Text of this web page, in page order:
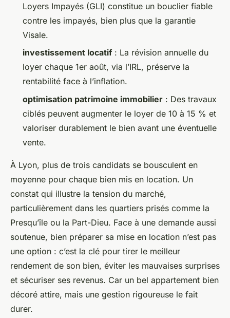
Loyers Impayés (GLI) constitue un bouclier fiable
contre les impayés, bien plus que la garantie
Visale.
investissement locatif : La révision annuelle du
loyer chaque 1er août, via l’IRL, préserve la
rentabilité face à l’inflation.
optimisation patrimoine immobilier : Des travaux
ciblés peuvent augmenter le loyer de 10 à 15 % et
valoriser durablement le bien avant une éventuelle
vente.
À Lyon, plus de trois candidats se bousculent en
moyenne pour chaque bien mis en location. Un
constat qui illustre la tension du marché,
particulièrement dans les quartiers prisés comme la
Presqu’île ou la Part-Dieu. Face à une demande aussi
soutenue, bien préparer sa mise en location n’est pas
une option : c’est la clé pour tirer le meilleur
rendement de son bien, éviter les mauvaises surprises
et sécuriser ses revenus. Car un bel appartement bien
décoré attire, mais une gestion rigoureuse le fait
durer.